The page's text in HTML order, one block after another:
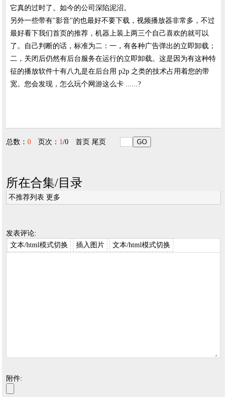
它真的过时了。如今的公司深陷泥沼。
另外一些带有"影音"的也最好不要下载，视频播放器非常多，不过
最好看下我们首页的推荐，机器上装上两三个自己喜欢的就可以
了。自己判断的话，标准为二：一，有各种广告弹出的立即卸载；
二，关闭后仍然有后台服务在运行的立即卸载。这是因为有这种特
征的播放软件十有八九是在后台用 p2p 之类的技术占用着您的带
宽。您会发现，怎么玩个网游这么卡 ......?
总数：0 页次： 1/0首页 尾页
所在合集/目录
不推荐列表 更多
发表评论:
文本/html模式切换
插入图片 文本/html模式切换
附件: